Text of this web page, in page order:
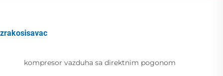
zrakosisavac
kompresor vazduha sa direktnim pogonom